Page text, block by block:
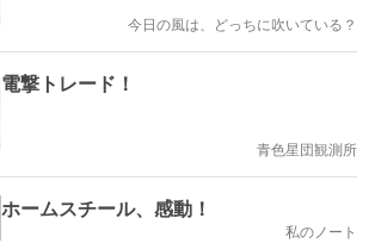
今日の風は、どっちに吹いている？
電撃トレード！
青色星団観測所
ホームスチール、感動！
私のノート